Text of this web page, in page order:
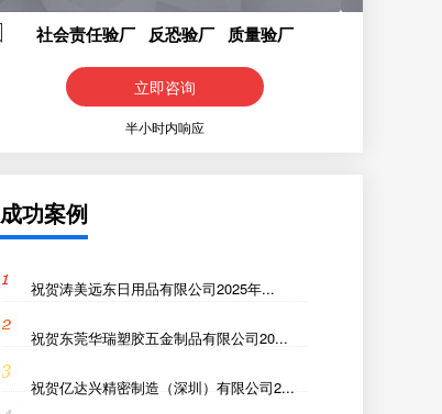
社会责任验厂 反恐验厂 质量验厂
立即咨询
半小时内响应
成功案例
祝贺涛美远东日用品有限公司2025年...
祝贺东莞华瑞塑胶五金制品有限公司20...
祝贺亿达兴精密制造（深圳）有限公司2...